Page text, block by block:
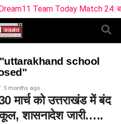
Team Today Match 24:
school
5 months ago
मार्च को उत्तराखंड में बंद
शासनादेश जारी…..